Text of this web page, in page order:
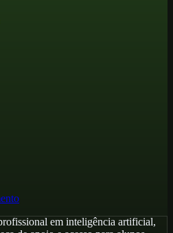
em inteligência artificial,